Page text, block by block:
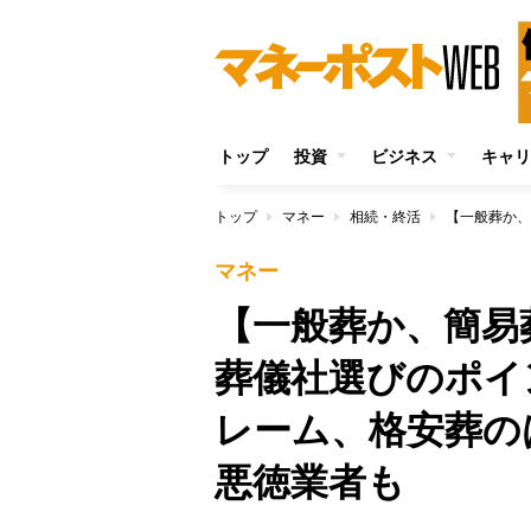
トップ 投資 ビジネス キャ
トップ マネー 相続・終活
マネー
【一般葬か、簡
葬儀社選びのポ
レーム、格安葬
悪徳業者も